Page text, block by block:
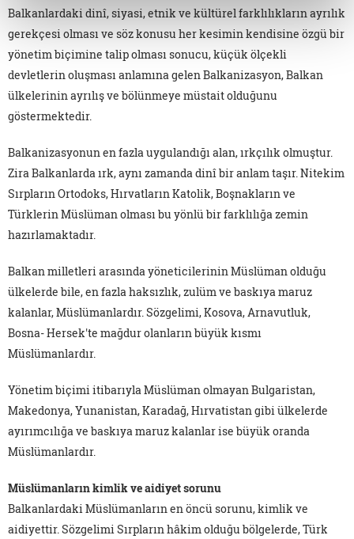
Balkanlardaki dinî, siyasi, etnik ve kültürel farklılıkların ayrılık
gerekçesi olması ve söz konusu her kesimin kendisine özgü bir
yönetim biçimine talip olması sonucu, küçük ölçekli
devletlerin oluşması anlamına gelen Balkanizasyon, Balkan
ülkelerinin ayrılış ve bölünmeye müstait olduğunu
göstermektedir.
Balkanizasyonun en fazla uygulandığı alan, ırkçılık olmuştur.
Zira Balkanlarda ırk, aynı zamanda dinî bir anlam taşır. Nitekim
Sırpların Ortodoks, Hırvatların Katolik, Boşnakların ve
Türklerin Müslüman olması bu yönlü bir farklılığa zemin
hazırlamaktadır.
Balkan milletleri arasında yöneticilerinin Müslüman olduğu
ülkelerde bile, en fazla haksızlık, zulüm ve baskıya maruz
kalanlar, Müslümanlardır. Sözgelimi, Kosova, Arnavutluk,
Bosna- Hersek'te mağdur olanların büyük kısmı
Müslümanlardır.
Yönetim biçimi itibarıyla Müslüman olmayan Bulgaristan,
Makedonya, Yunanistan, Karadağ, Hırvatistan gibi ülkelerde
ayırımcılığa ve baskıya maruz kalanlar ise büyük oranda
Müslümanlardır.
Müslümanların kimlik ve aidiyet sorunu
Balkanlardaki Müslümanların en öncü sorunu, kimlik ve
aidiyettir. Sözgelimi Sırpların hâkim olduğu bölgelerde, Türk